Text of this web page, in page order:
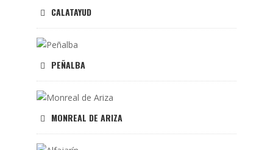
CALATAYUD
PEÑALBA
MONREAL DE ARIZA